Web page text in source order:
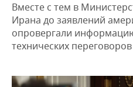
ДЕКЛАРАЦИИ О
КОРОЛИ ГОСЗАКАЗА
НОВОСТИ ЭКОНОМИКИ
ФИНАНСЫ
ПРОМЫШЛЕННОСТЬ
НОВОСТИ
ПРОМЫШЛЕННОСТИ
АГРОПРОМ
НЕДВИЖИМОСТЬ
Вместе с тем в
Ирана до заявлений
опровергали
технических